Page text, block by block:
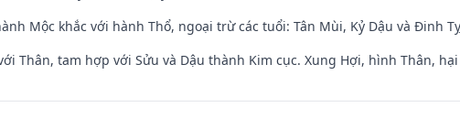
Mộc khắc với hành Thổ, ngoại trừ các tuổi: Tân Mùi, Kỷ Dậu và Đinh
Thân, tam hợp với Sửu và Dậu thành Kim cục. Xung Hợi, hình Thân,